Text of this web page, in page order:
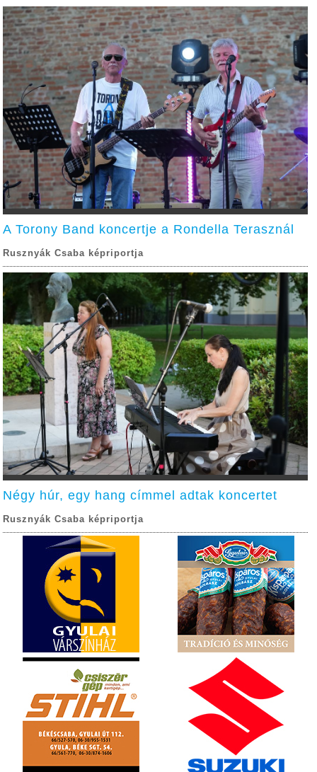
A Torony Band koncertje a Rondella Terasznál
Rusznyák Csaba képriportja
Négy húr, egy hang címmel adtak koncertet
Rusznyák Csaba képriportja